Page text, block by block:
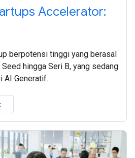
Accelerator:
berpotensi tinggi yang berasal
hingga Seri B, yang sedang
AI Generatif.